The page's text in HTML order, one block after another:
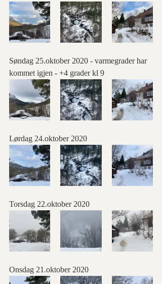
Søndag 25.oktober 2020 - varmegrader har
kommet igjen - +4 grader kl 9
Lørdag 24.oktober 2020
Torsdag 22.oktober 2020
Onsdag 21.oktober 2020